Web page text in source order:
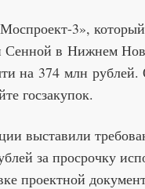
3»,
Сенной в Нижнем
на 374 млн рублей.
госзакупок.
выставили
за просрочку
проектной